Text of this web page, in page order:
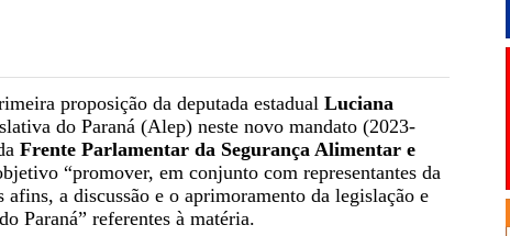
proposição da deputada estadual Luciana
do Paraná (Alep) neste novo mandato (2023-
Frente Parlamentar da Segurança Alimentar e
“promover, em conjunto com representantes da
a discussão e o aprimoramento da legislação e
Paraná” referentes à matéria.